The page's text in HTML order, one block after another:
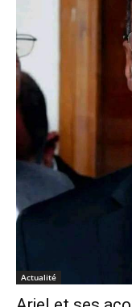
Actualité